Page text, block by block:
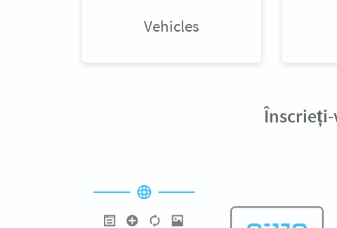
Vehicles
Înscrieți-